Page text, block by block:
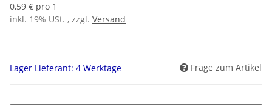
0,59 € pro 1
inkl. 19% USt. , zzgl. Versand
Lager Lieferant: 4 Werktage Frage zum Artikel